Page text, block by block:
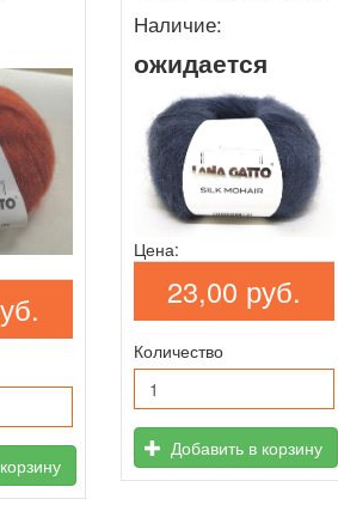
Наличие:
ожидается
Цена:
23,00 руб.
Количество
Добавить в корзину